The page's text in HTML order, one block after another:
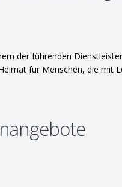
der führenden
für Menschen, die mit